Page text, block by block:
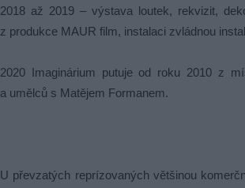
2018 až 2019 – výstava loutek, rekvizit,
z produkce MAUR film, instalaci zvládnou
2020 Imaginárium putuje od roku 2010 z
a umělců s Matějem Formanem.
U převzatých reprízovaných většinou